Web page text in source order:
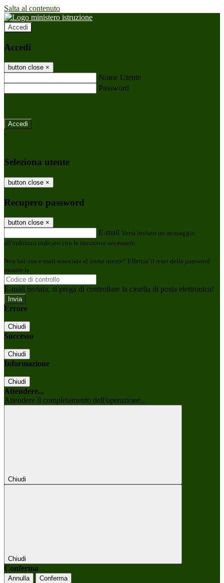
Salta al contenuto
Accedi
Accedi
button close ×
Nome Utente
Password
-
Seleziona utente
button close ×
Recupero password
button close ×
E-mail Verrà inviato un messaggio
all'indirizzo indicato con le istruzioni necessarie.
Non hai una e-mail associata al nome utente? Effettua il reset della password
tramite la
E-mail inviata, si prega di controllare la casella di posta elettronica!
Errore
Chiudi
Successo
Chiudi
Informazione
Chiudi
Attendere...
Attendere il completamento dell'operazione...
Chiudi
Chiudi
Conferma
Annulla Conferma